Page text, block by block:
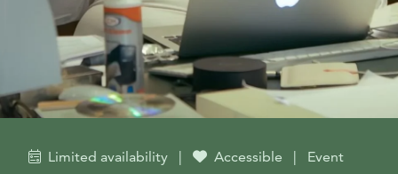
Limited availability | Accessible | Event